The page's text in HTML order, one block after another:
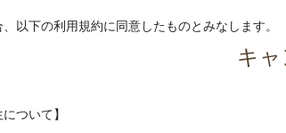
以下の利用規約に同意したものとみなします。
キ
ついて】